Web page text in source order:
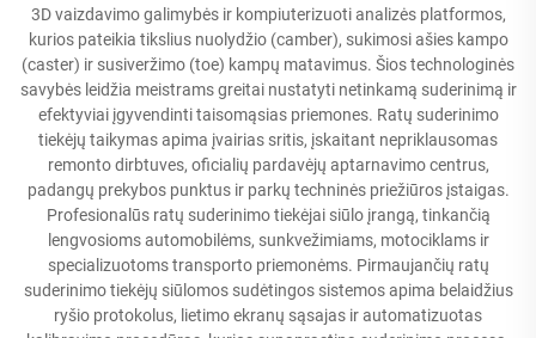
3D vaizdavimo galimybės ir kompiuterizuoti analizės platformos,
kurios pateikia tikslius nuolydžio (camber), sukimosi ašies kampo
(caster) ir susiveržimo (toe) kampų matavimus. Šios technologinės
savybės leidžia meistrams greitai nustatyti netinkamą suderinimą ir
efektyviai įgyvendinti taisomąsias priemones. Ratų suderinimo
tiekėjų taikymas apima įvairias sritis, įskaitant nepriklausomas
remonto dirbtuves, oficialių pardavėjų aptarnavimo centrus,
padangų prekybos punktus ir parkų techninės priežiūros įstaigas.
Profesionalūs ratų suderinimo tiekėjai siūlo įrangą, tinkančią
lengvosioms automobilėms, sunkvežimiams, motociklams ir
specializuotoms transporto priemonėms. Pirmaujančių ratų
suderinimo tiekėjų siūlomos sudėtingos sistemos apima belaidžius
ryšio protokolus, lietimo ekranų sąsajas ir automatizuotas